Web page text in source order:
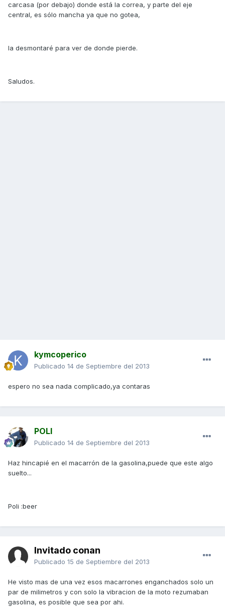
carcasa (por debajo) donde está la correa, y parte del eje
central, es sólo mancha ya que no gotea,
la desmontaré para ver de donde pierde.
Saludos.
kymcoperico
Publicado 14 de Septiembre del 2013
espero no sea nada complicado,ya contaras
POLI
Publicado 14 de Septiembre del 2013
Haz hincapié en el macarrón de la gasolina,puede que este algo
suelto...
Poli :beer
Invitado conan
Publicado 15 de Septiembre del 2013
He visto mas de una vez esos macarrones enganchados solo un
par de milimetros y con solo la vibracion de la moto rezumaban
gasolina, es posible que sea por ahi.